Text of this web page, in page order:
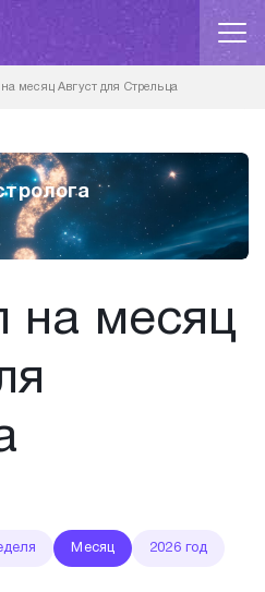
на месяц Август для Стрельца
на месяц
Месяц 2026 год